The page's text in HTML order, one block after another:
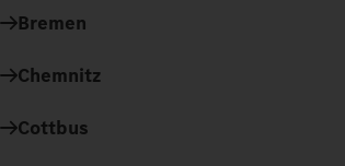
Bremen
Chemnitz
Cottbus